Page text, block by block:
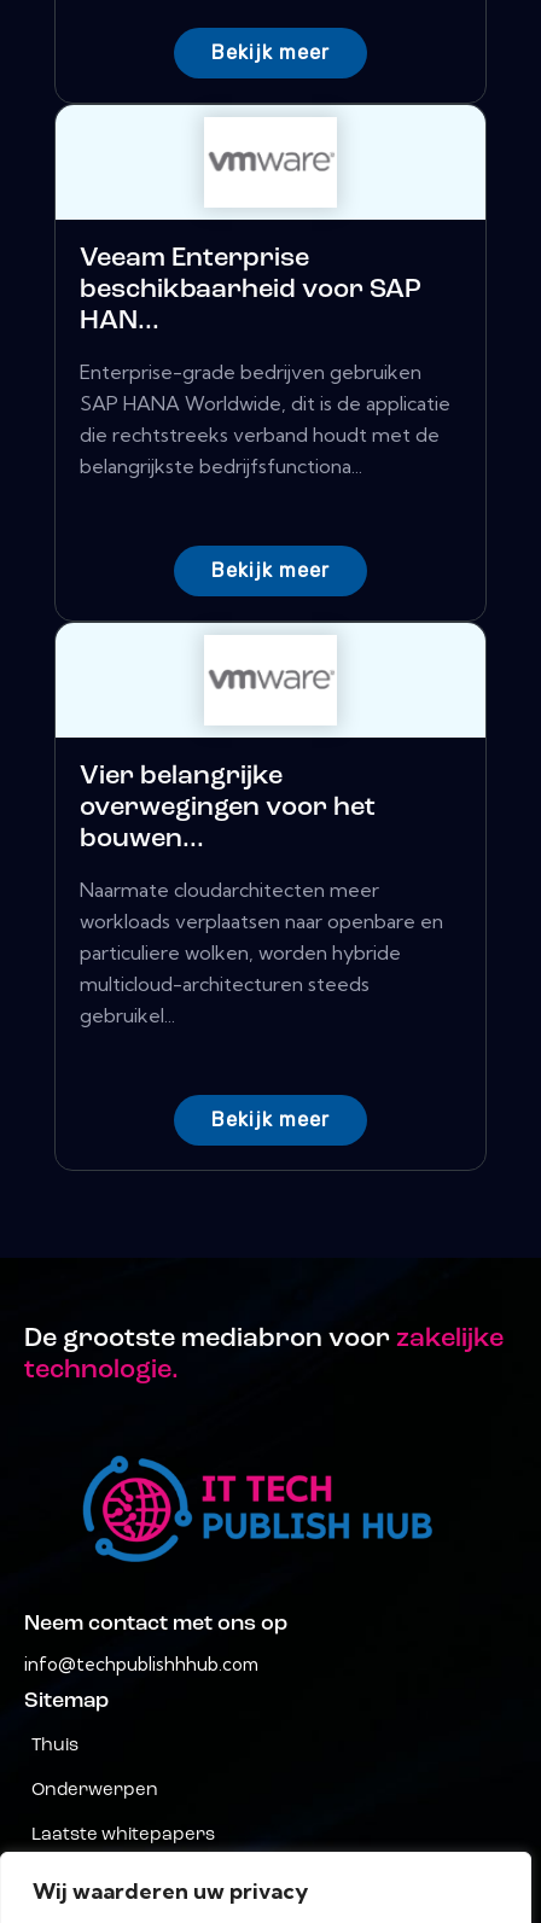
Wij waarderen uw privacy
Bekijk meer
Veeam Enterprise
beschikbaarheid voor SAP
HAN...
Enterprise-grade bedrijven gebruiken
SAP HANA Worldwide, dit is de applicatie
die rechtstreeks verband houdt met de
belangrijkste bedrijfsfunctiona...
Bekijk meer
Vier belangrijke
overwegingen voor het
bouwen...
Naarmate cloudarchitecten meer
workloads verplaatsen naar openbare en
particuliere wolken, worden hybride
multicloud-architecturen steeds
gebruikel...
Bekijk meer
De grootste mediabron voor zakelijke
technologie.
Neem contact met ons op
info@techpublishhhub.com
Sitemap
Thuis
Onderwerpen
Laatste whitepapers
Bedrijven AZ